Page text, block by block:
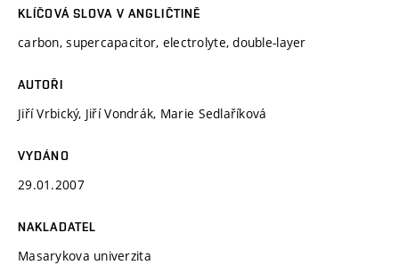
KLÍČOVÁ SLOVA V ANGLIČTINĚ
carbon, supercapacitor, electrolyte, double-layer
AUTOŘI
Jiří Vrbický, Jiří Vondrák, Marie Sedlaříková
VYDÁNO
29.01.2007
NAKLADATEL
Masarykova univerzita